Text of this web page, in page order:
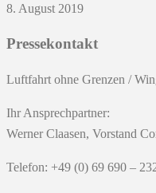
8. August 2019
Pressekontakt
Luftfahrt ohne Grenzen /
Ihr Ansprechpartner:
Werner Claasen, Vorstand
Telefon: +49 (0) 69 690 –